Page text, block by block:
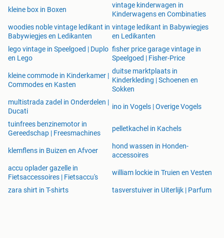
kleine box in Boxen
vintage kinderwagen in
Kinderwagens en Combinaties
woodies noble vintage ledikant in
Babywiegjes en Ledikanten
vintage ledikant in Babywiegjes
en Ledikanten
lego vintage in Speelgoed | Duplo
en Lego
fisher price garage vintage in
Speelgoed | Fisher-Price
kleine commode in Kinderkamer |
Commodes en Kasten
duitse marktplaats in
Kinderkleding | Schoenen en
Sokken
multistrada zadel in Onderdelen |
Ducati
ino in Vogels | Overige Vogels
tuinfrees benzinemotor in
Gereedschap | Freesmachines
pelletkachel in Kachels
klemflens in Buizen en Afvoer
hond wassen in Honden-
accessoires
accu oplader gazelle in
Fietsaccessoires | Fietsaccu's
william lockie in Truien en Vesten
zara shirt in T-shirts tasverstuiver in Uiterlijk | Parfum